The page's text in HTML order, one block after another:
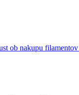
ob nakupu